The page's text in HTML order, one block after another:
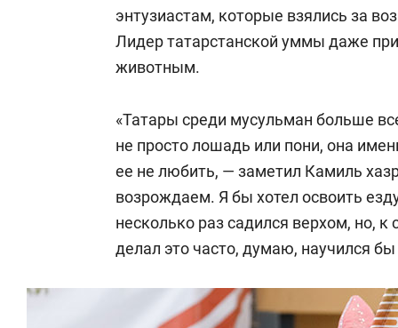
энтузиастам, которые взялись за
Лидер татарстанской уммы даже
животным.
«Татары среди мусульман больше
не просто лошадь или пони, она
ее не любить, — заметил Камиль
возрождаем. Я бы хотел освоить
несколько раз садился верхом, но,
делал это часто, думаю, научился